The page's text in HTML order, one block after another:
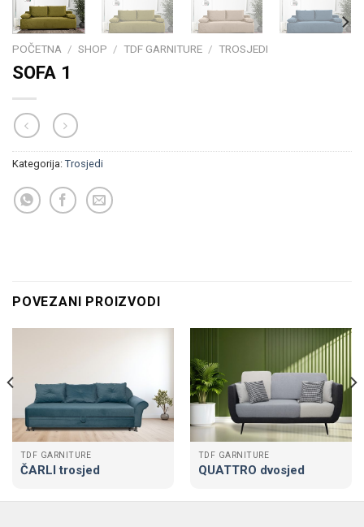
POČETNA / SHOP / TDF GARNITURE / TROSJEDI
SOFA 1
Kategorija: Trosjedi
POVEZANI PROIZVODI
TDF GARNITURE
ČARLI trosjed
TDF GARNITURE
QUATTRO dvosjed